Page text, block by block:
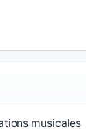
musicales